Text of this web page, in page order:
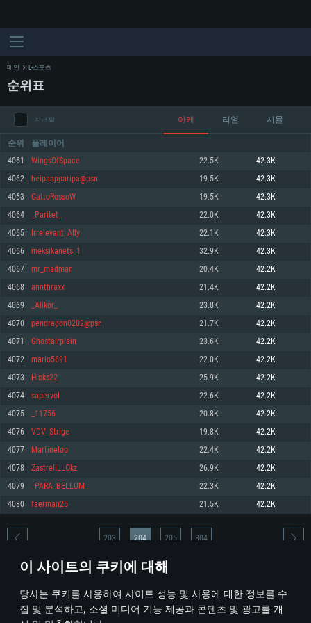
이 사이트의 쿠키에 대해
당사는 쿠키를 사용하여 사이트 성능 및 사용에 대한 정보를 수
집 및 분석하고, 소셜 미디어 기능 제공과 콘텐츠 및 광고를 개
시스템 요구사항
최소사양
운영체제: Windows 10 (64 bit)
프로세서: 2.2 GHz 듀얼코어 이상
메모리: 4GB
그래픽 카드: DirectX 11 이상을 지원하는 AMD Radeon 77XX / NVIDIA
GeForce GT 660. 최소 사양 해상도: 720p
네트워크: 브로드밴드 인터넷
여유 저장 공간: 22.1 GB (최소 클라이언트)
권장 사양
570 혹은 그 이상
여유 저장 공간: 62.2 GB (전체 클라이언트)
최소사양
운영체제: Mac OS Big Sur 11.0
프로세서: 최소 2.2 GHz의 Core i5 (Intel Xeon 은 지원하지 않습니다)
메모리: 6 GB
그래픽 카드: Metal 을 지원하는 Intel Iris Pro 5200 (Mac), 혹은 이와 비슷한 성
능을 가지는 Mac 버전의 AMD/Nvidia. 최소 해상도: 720p
네트워크: 브로드밴드 인터넷
여유 저장 공간: 22.1 GB (최소 클라이언트)
권장 사양
네트워크: 브로드밴드 인터넷
여유 저장 공간: 62.2 GB (전체 클라이언트)
최소사양
운영체제: 64bit Linux 중 최신 버전
프로세서: 2.4 GHz 듀얼코어
메모리: 4 GB
그래픽 카드: Vulkan 을 지원하고, 최신 그래픽 드라이버를 지원하는 NVIDIA
660 (6개월 미만) 혹은 그와 동급의 성능을 가지며 최신 그래픽 드라이버를 지
원하는 AMD (6개월 미만; 최소사양 지원 해상도 720p)
네트워크: 브로드밴드 인터넷
여유 저장 공간: 22.1 GB (최소 클라이언트)
권장 사양
운영체제: Ubuntu 20.04 64bit
프로세서: Intel Core i7
메모리: 16 GB
그래픽 카드: Vulkan 을 지원하고, 최신 그래픽 드라이버를 지원하는 NVIDIA
1060 (6개월 미만) 혹은 그와 동급의 성능을 가지며 최신 그래픽 드라이버를
지원하는 AMD RX 570 (6개월 미만; 최소사양 지원 해상도 720p) 이상
여유 저장 공간: 62.2 GB (전체 클라이언트)
메인 E-스포츠
순위표
지난 달 아케 리얼 시뮬
순위 플레이어
4061 WingsOfSpace 22.5K 42.3K
4062 heipaapparipa@psn 19.5K 42.3K
4063 GattoRossoW 19.5K 42.3K
4064 _Paritet_ 22.0K 42.3K
4065 Irrelevant_Ally 22.1K 42.3K
4066 meksikanets_1 32.9K 42.3K
4067 mr_madman 20.4K 42.2K
4068 annthraxx 21.4K 42.2K
4069 _Alikor_ 23.8K 42.2K
4070 pendragon0202@psn 21.7K 42.2K
4071 Ghostairplain 23.6K 42.2K
4072 mario5691 22.0K 42.2K
4073 Hicks22 25.9K 42.2K
4074 sapervol 22.6K 42.2K
4075 _11756 20.8K 42.2K
4076 VDV_Strige 19.8K 42.2K
4077 Martineloo 22.4K 42.2K
4078 ZastreliLLOkz 26.9K 42.2K
4079 _PARA_BELLUM_ 22.3K 42.2K
4080 faerman25 21.5K 42.2K
* 순위표는 매일 1회 갱신됩니다
203 204 205 304